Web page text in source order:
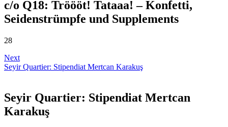
c/o Q18: Tröööt! Tataaa! – Konfetti,
Seidenstrümpfe und Supplements
28
Next
Seyir Quartier: Stipendiat Mertcan Karakuş
Seyir Quartier: Stipendiat Mertcan
Karakuş